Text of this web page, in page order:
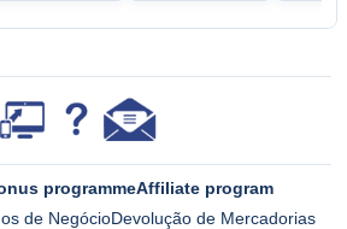
programmeAffiliate program
de NegócioDevolução de Mercadorias